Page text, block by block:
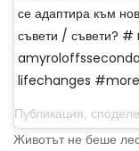
се адаптира към
съвети / съвети?
lifechanges
Публикация,
Животът не беше